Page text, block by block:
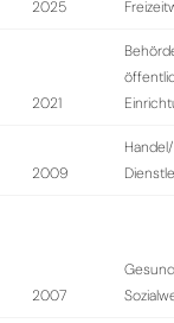
2025
2021
2009
Handel/
2007